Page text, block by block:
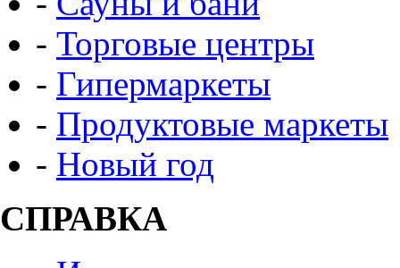
- Торговые центры
- Гипермаркеты
- Продуктовые маркеты
- Новый год
СПРАВКА